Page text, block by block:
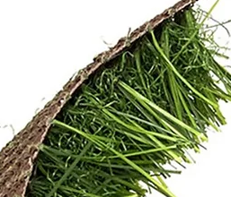
כל עוד דווח בטווח
מקבלת המשלוח. ישנה
30 ש”ח בעבור המשלוח.
פריטים תהיה
חיוב דמי המשלוח
מהזיכוי שמגיע
על פי ההוראות
כל צמח בעמוד המוצר
ההחזרה\החלפה.